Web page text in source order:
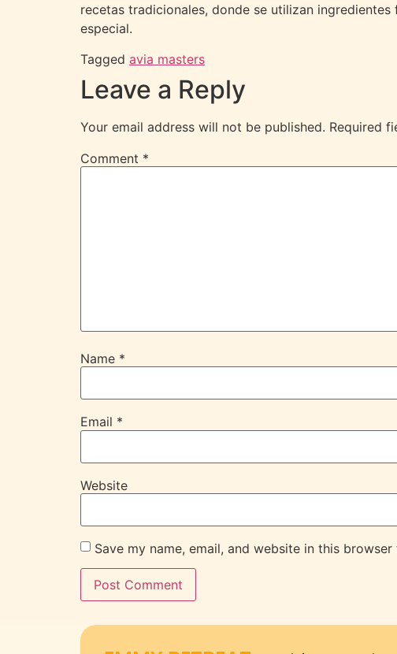
recetas tradicionales, donde se utilizan
especial.
Tagged avia masters
Leave a Reply
Your email address will not be published. Required
Comment *
Name *
Email *
Website
Save my name, email, and website in this